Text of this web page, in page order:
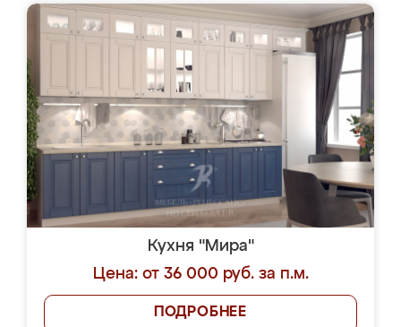
Кухня "Мира"
Цена: от 36 000 руб. за п.м.
ПОДРОБНЕЕ